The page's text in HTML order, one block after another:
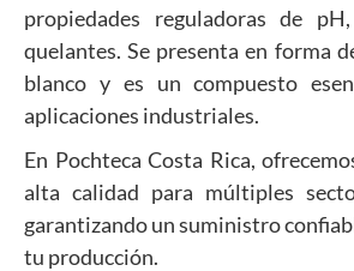
propiedades reguladoras de
quelantes. Se presenta en forma
blanco y es un compuesto
aplicaciones industriales.
En Pochteca Costa Rica,
alta calidad para múltiples
garantizando un suministro
tu producción.